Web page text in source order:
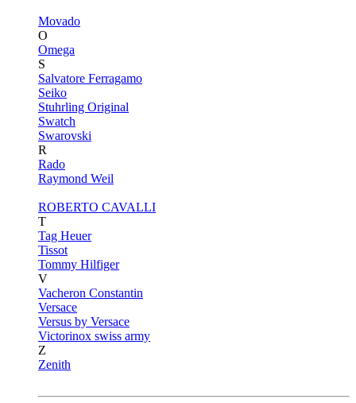
Movado
O
Omega
S
Salvatore Ferragamo
Seiko
Stuhrling Original
Swatch
Swarovski
R
Rado
Raymond Weil
ROBERTO CAVALLI
T
Tag Heuer
Tissot
Tommy Hilfiger
V
Vacheron Constantin
Versace
Versus by Versace
Victorinox swiss army
Z
Zenith